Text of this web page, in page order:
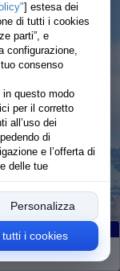
Rimanenti:0
] estesa dei
di tutti i cookies
parti”, e
configurazione,
consenso
in questo modo
per il corretto
all’uso dei
di
e l’offerta di
delle tue
Personalizza
i cookies